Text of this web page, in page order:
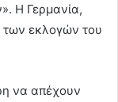
Η Γερμανία,
των εκλογών του
να απέχουν